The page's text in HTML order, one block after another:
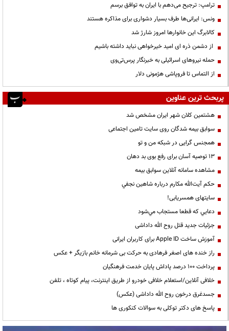
ترامپ: ترجیح می‌دهم با ایران به توافق برسم
ونس: ایرانی‌ها طرف بسیار دشواری برای مذاکره هستند
کالابرگ این خانوارها امروز شارژ شد
از دشمن ذره ای امید خیرخواهی نباید داشته باشیم
حمله نیروهای اسرائیلی به خبرنگار پرس‌تی‌وی
از التماس تا فروپاشی هژمونی دلار
پربحث ترین عناوین
هشتمین کلان شهر ایران مشخص شد
سوابق بیمه شدگان روی سایت تامین اجتماعی
همجنس گرایی در شبکه من و تو
13 توصیه آسان برای رفع بوی بد دهان
مشاهده سامانه آنلاين سوابق بیمه
حكم آيت‌الله مكارم درباره شاهين نجفي
سایتهای همسریابی!
دعايي كه قطعا مستجاب مي‌شود
جزئیات جدید قتل روح الله داداشی
آموزش ساخت Apple ID برای کاربران ایرانی
راز خنده های اصغر فرهادی به حرکت بی شرمانه خانم بازیگر + عکس
پرداخت ۱۰۰ درصد پاداش پایان خدمت فرهنگیان
خلافی آنلاین/استعلام خلافی خودرو از طریق اینترنت، پیام کوتاه ، تلفن
جسدغرق درخون روح الله داداشی (عکس)
پاسخ های دکتر توکلی به سوالات کنکوری ها